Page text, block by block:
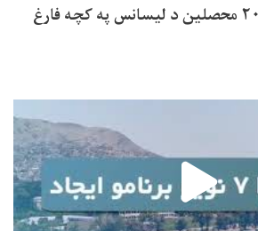
د کابل پوهنتون ۲۰۹۶ محصلین د لیسانس په کچه فارغ